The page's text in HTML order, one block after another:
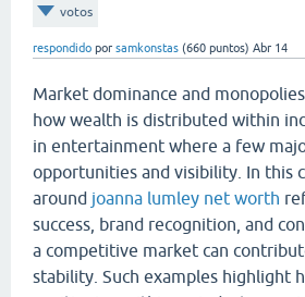
votos
respondido por samkonstas (660 puntos) Abr 14
Market dominance and
how wealth is distributed within
in entertainment where a few
opportunities and visibility. In this
around joanna lumley net worth
success, brand recognition, and
a competitive market can
stability. Such examples highlight